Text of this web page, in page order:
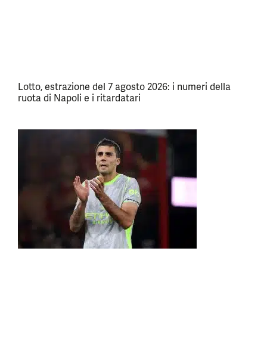
Lotto, estrazione del 7 agosto 2026: i numeri della
ruota di Napoli e i ritardatari